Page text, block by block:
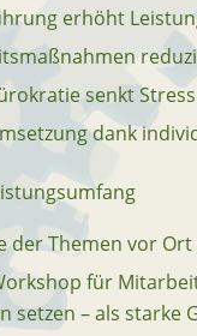
erhöht
senkt
dank
der Themen vor
für
setzen – als starke